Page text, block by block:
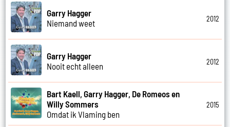
Garry Hagger
Niemand weet
2012
Garry Hagger
Nooit echt alleen
2012
Bart Kaell, Garry Hagger, De Romeos en
Willy Sommers
Omdat ik Vlaming ben
2015